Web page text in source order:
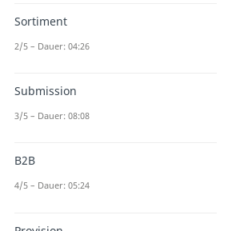
Sortiment
2/5 – Dauer: 04:26
Submission
3/5 – Dauer: 08:08
B2B
4/5 – Dauer: 05:24